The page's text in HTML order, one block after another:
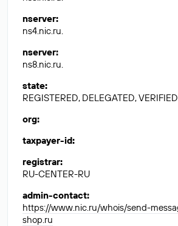
nserver:
ns4.nic.ru.
nserver:
ns8.nic.ru.
state:
REGISTERED, DELEGATED, VERIFIED
org:
taxpayer-id:
registrar:
RU-CENTER-RU
admin-contact:
https://www.nic.ru/whois/send-
shop.ru